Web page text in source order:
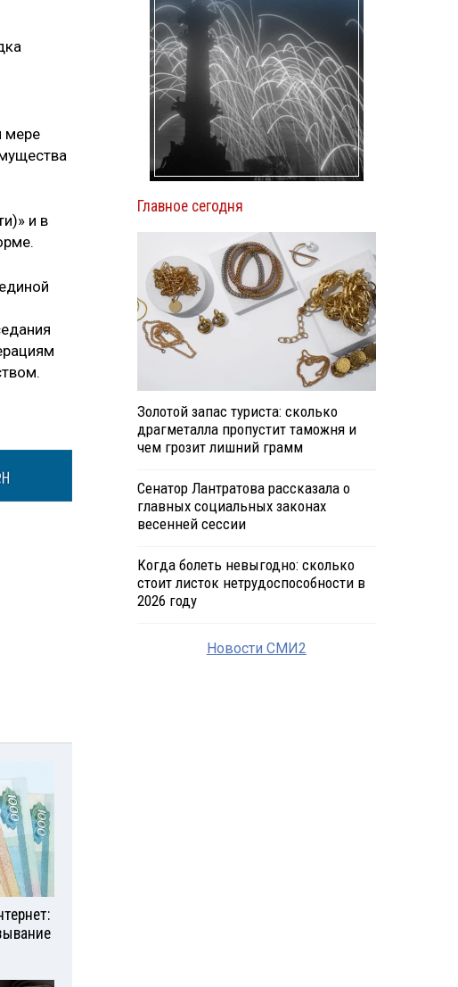
мере
и в
Главное сегодня
Золотой запас туриста: сколько
драгметалла пропустит таможня и
чем грозит лишний грамм
Сенатор Лантратова рассказала о
главных социальных законах
весенней сессии
Когда болеть невыгодно: сколько
стоит листок нетрудоспособности в
2026 году
Новости СМИ2